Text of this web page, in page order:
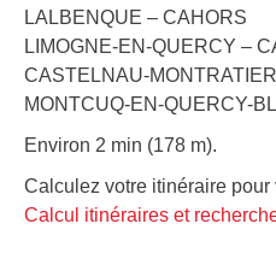
LALBENQUE – CAHORS
LIMOGNE-EN-QUERCY –
CASTELNAU-
MONTCUQ-EN-QUERCY-
Environ 2 min (178 m).
Calculez votre itinéraire
Calcul itinéraires et